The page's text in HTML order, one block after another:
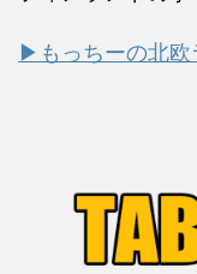
▶もっちーの北欧